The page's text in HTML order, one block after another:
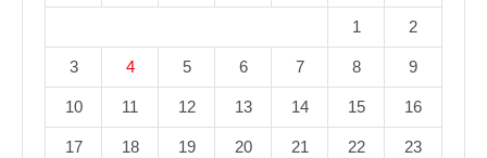
1 2
3 4 5 6 7 8 9
10 11 12 13 14 15 16
17 18 19 20 21 22 23